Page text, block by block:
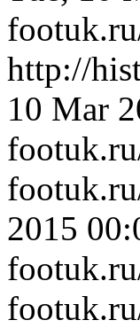
http://
10 Mar
2015